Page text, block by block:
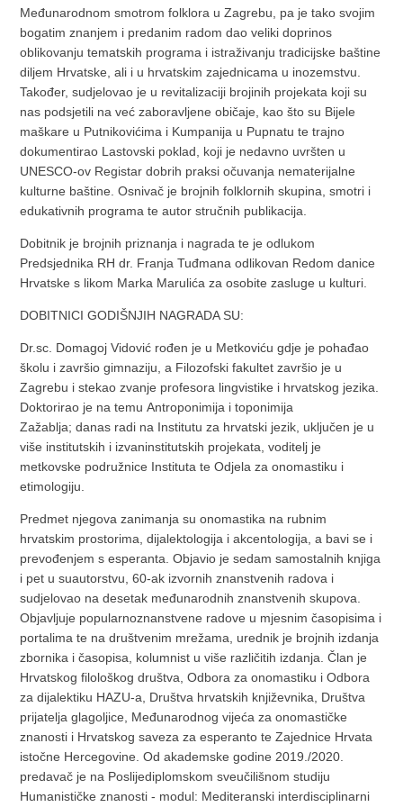
Međunarodnom smotrom folklora u Zagrebu, pa je tako svojim
bogatim znanjem i predanim radom dao veliki doprinos
oblikovanju tematskih programa i istraživanju tradicijske baštine
diljem Hrvatske, ali i u hrvatskim zajednicama u inozemstvu.
Također, sudjelovao je u revitalizaciji brojinih projekata koji su
nas podsjetili na već zaboravljene običaje, kao što su Bijele
maškare u Putnikovićima i Kumpanija u Pupnatu te trajno
dokumentirao Lastovski poklad, koji je nedavno uvršten u
UNESCO-ov Registar dobrih praksi očuvanja nematerijalne
kulturne baštine. Osnivač je brojnih folklornih skupina, smotri i
edukativnih programa te autor stručnih publikacija.
Dobitnik je brojnih priznanja i nagrada te je odlukom
Predsjednika RH dr. Franja Tuđmana odlikovan Redom danice
Hrvatske s likom Marka Marulića za osobite zasluge u kulturi.
DOBITNICI GODIŠNJIH NAGRADA SU:
Dr.sc. Domagoj Vidović rođen je u Metkoviću gdje je pohađao
školu i završio gimnaziju, a Filozofski fakultet završio je u
Zagrebu i stekao zvanje profesora lingvistike i hrvatskog jezika.
Doktorirao je na temu Antroponimija i toponimija
Zažablja; danas radi na Institutu za hrvatski jezik, uključen je u
više institutskih i izvaninstitutskih projekata, voditelj je
metkovske podružnice Instituta te Odjela za onomastiku i
etimologiju.
Predmet njegova zanimanja su onomastika na rubnim
hrvatskim prostorima, dijalektologija i akcentologija, a bavi se i
prevođenjem s esperanta. Objavio je sedam samostalnih knjiga
i pet u suautorstvu, 60-ak izvornih znanstvenih radova i
sudjelovao na desetak međunarodnih znanstvenih skupova.
Objavljuje popularnoznanstvene radove u mjesnim časopisima i
portalima te na društvenim mrežama, urednik je brojnih izdanja
zbornika i časopisa, kolumnist u više različitih izdanja. Član je
Hrvatskog filološkog društva, Odbora za onomastiku i Odbora
za dijalektiku HAZU-a, Društva hrvatskih književnika, Društva
prijatelja glagoljice, Međunarodnog vijeća za onomastičke
znanosti i Hrvatskog saveza za esperanto te Zajednice Hrvata
istočne Hercegovine. Od akademske godine 2019./2020.
predavač je na Poslijediplomskom sveučilišnom studiju
Humanističke znanosti - modul: Mediteranski interdisciplinarni